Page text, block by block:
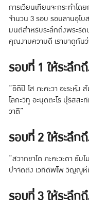
การเวียนเทียนจะกระทำโ
จำนวน 3 รอบ รอบลานอุโ
มนต์สำหรับระลึกถึงพระรั
คุณงามความดี เรามาดูกัน
รอบที่ 1 ให้ระลึ
“อิติปิ โส ภะคะวา อะระหัง
โลกะวิทู อะนุตตะโร ปุริสส
วาติ”
รอบที่ 2 ให้ระลึ
“สวากขาโต ภะคะวะตา ธัม
ปัจจัตตัง เวทิตัพโพ วิญญูหี
รอบที่ 3 ให้ระลึก